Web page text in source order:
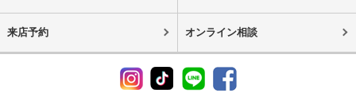
来店予約 オンライン相談